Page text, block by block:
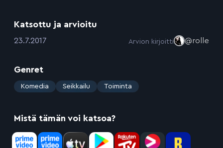
Katsottu ja arvioitu
:23.7.2017 Arvion kirjoitti @rolle
Genret
: Komedia Seikkailu Toiminta
Mistä tämän voi katsoa?